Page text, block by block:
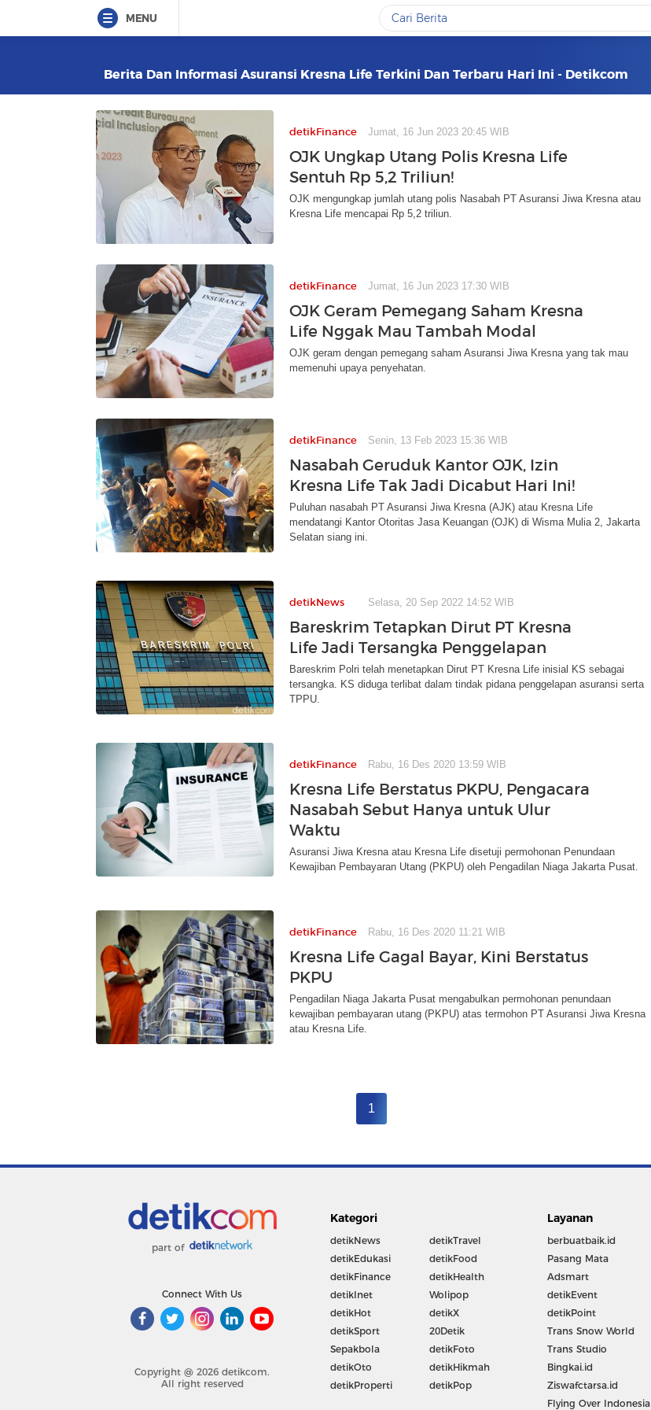
MENU
Berita Dan Informasi Asuransi Kresna Life Terkini Dan Terbaru Hari Ini - Detikcom
detikFinance Jumat, 16 Jun 2023 20:45 WIB
OJK Ungkap Utang Polis Kresna Life
Sentuh Rp 5,2 Triliun!
OJK mengungkap jumlah utang polis Nasabah PT Asuransi Jiwa Kresna atau
Kresna Life mencapai Rp 5,2 triliun.
detikFinance Jumat, 16 Jun 2023 17:30 WIB
OJK Geram Pemegang Saham Kresna
Life Nggak Mau Tambah Modal
OJK geram dengan pemegang saham Asuransi Jiwa Kresna yang tak mau
memenuhi upaya penyehatan.
detikFinance Senin, 13 Feb 2023 15:36 WIB
Nasabah Geruduk Kantor OJK, Izin
Kresna Life Tak Jadi Dicabut Hari Ini!
Puluhan nasabah PT Asuransi Jiwa Kresna (AJK) atau Kresna Life
mendatangi Kantor Otoritas Jasa Keuangan (OJK) di Wisma Mulia 2, Jakarta
Selatan siang ini.
detikNews Selasa, 20 Sep 2022 14:52 WIB
Bareskrim Tetapkan Dirut PT Kresna
Life Jadi Tersangka Penggelapan
Bareskrim Polri telah menetapkan Dirut PT Kresna Life inisial KS sebagai
tersangka. KS diduga terlibat dalam tindak pidana penggelapan asuransi serta
TPPU.
detikFinance Rabu, 16 Des 2020 13:59 WIB
Kresna Life Berstatus PKPU, Pengacara
Nasabah Sebut Hanya untuk Ulur
Waktu
Asuransi Jiwa Kresna atau Kresna Life disetuji permohonan Penundaan
Kewajiban Pembayaran Utang (PKPU) oleh Pengadilan Niaga Jakarta Pusat.
detikFinance Rabu, 16 Des 2020 11:21 WIB
Kresna Life Gagal Bayar, Kini Berstatus
PKPU
Pengadilan Niaga Jakarta Pusat mengabulkan permohonan penundaan
kewajiban pembayaran utang (PKPU) atas termohon PT Asuransi Jiwa Kresna
atau Kresna Life.
1
part of
Connect With Us
Copyright @ 2026 detikcom.
All right reserved
Kategori
detikNews
detikEdukasi
detikFinance
detikInet
detikHot
detikSport
Sepakbola
detikOto
detikProperti
detikTravel
detikFood
detikHealth
Wolipop
detikX
20Detik
detikFoto
detikHikmah
detikPop
Layanan
berbuatbaik.id
Pasang Mata
Adsmart
detikEvent
detikPoint
Trans Snow World
Trans Studio
Bingkai.id
Ziswafctarsa.id
Flying Over Indonesia